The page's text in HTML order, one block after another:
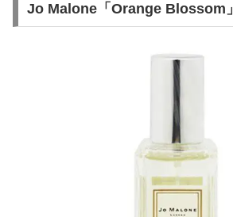
Jo Malone「Orange Blossom」